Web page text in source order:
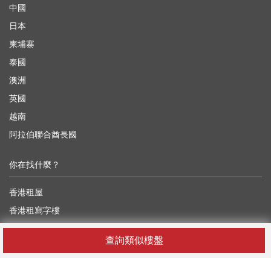
查詢類似樓盤
中國
日本
柬埔寨
泰國
澳洲
英國
越南
阿拉伯聯合酋長國
你在找什麼？
香港租屋
香港租寫字樓
香港租工業樓